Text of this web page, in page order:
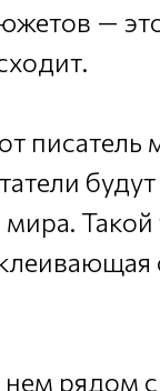
—
нем рядом